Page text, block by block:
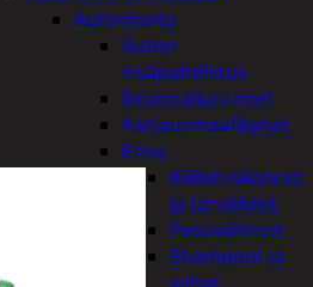
Autonhoito
Auton
sisäpuhdistus
Ilmanraikastimet
Korjausmaalikynät
Pesu
Kiillotuskoneet
ja tarvikkeet
Pesuvälineet
Shampoot ja